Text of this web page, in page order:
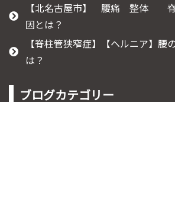
【北名古屋市】 腰痛 整体 脊
因とは？
【脊柱管狭窄症】【ヘルニア】腰
は？
ブログカテゴリー